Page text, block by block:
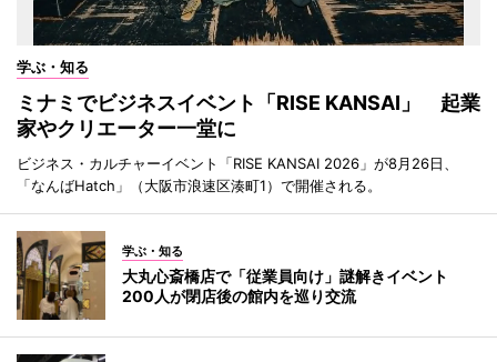
学ぶ・知る
ミナミでビジネスイベント「RISE KANSAI」 起業
家やクリエーター一堂に
ビジネス・カルチャーイベント「RISE KANSAI 2026」が8月26日、
「なんばHatch」（大阪市浪速区湊町1）で開催される。
学ぶ・知る
大丸心斎橋店で「従業員向け」謎解きイベント
200人が閉店後の館内を巡り交流